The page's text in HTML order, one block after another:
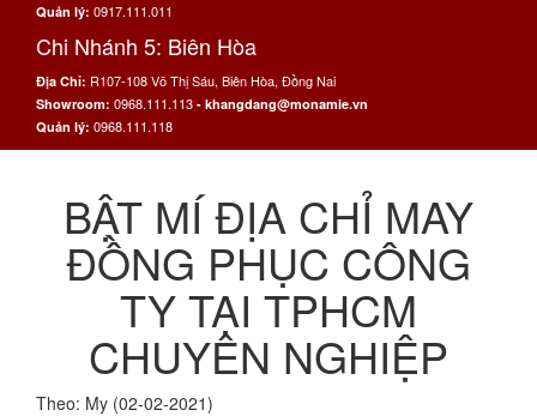
Quản lý: 0917.111.011
Chi Nhánh 5: Biên Hòa
Địa Chỉ: R107-108 Võ Thị Sáu, Biên Hòa, Đồng Nai
Showroom: 0968.111.113 - khangdang@monamie.vn
Quản lý: 0968.111.118
BẬT MÍ ĐỊA CHỈ MAY
ĐỒNG PHỤC CÔNG
TY TẠI TPHCM
CHUYÊN NGHIỆP
Theo: My (02-02-2021)